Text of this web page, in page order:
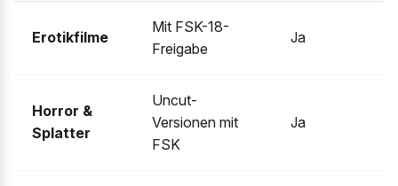
Erotikfilme
Mit FSK-18-
Freigabe
Ja
Horror &
Splatter
Uncut-
Versionen mit
FSK
Ja